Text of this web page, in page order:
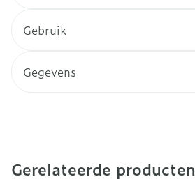
Gebruik
Gegevens
Gerelateerde producten